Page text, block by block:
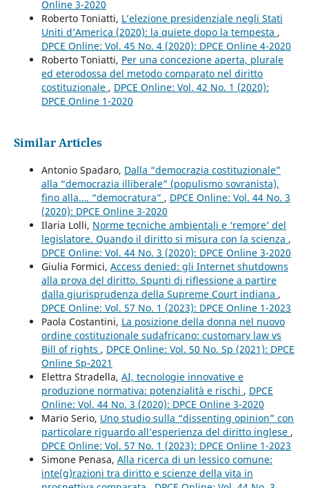
Online 3-2020
Roberto Toniatti, L’elezione presidenziale negli Stati
Uniti d’America (2020): la quiete dopo la tempesta ,
DPCE Online: Vol. 45 No. 4 (2020): DPCE Online 4-2020
Roberto Toniatti, Per una concezione aperta, plurale
ed eterodossa del metodo comparato nel diritto
costituzionale , DPCE Online: Vol. 42 No. 1 (2020):
DPCE Online 1-2020
Similar Articles
Antonio Spadaro, Dalla “democrazia costituzionale”
alla “democrazia illiberale” (populismo sovranista),
fino alla…. “democratura” , DPCE Online: Vol. 44 No. 3
(2020): DPCE Online 3-2020
Ilaria Lolli, Norme tecniche ambientali e ‘remore’ del
legislatore. Quando il diritto si misura con la scienza ,
DPCE Online: Vol. 44 No. 3 (2020): DPCE Online 3-2020
Giulia Formici, Access denied: gli Internet shutdowns
alla prova del diritto. Spunti di riflessione a partire
dalla giurisprudenza della Supreme Court indiana ,
DPCE Online: Vol. 57 No. 1 (2023): DPCE Online 1-2023
Paola Costantini, La posizione della donna nel nuovo
ordine costituzionale sudafricano: customary law vs
Bill of rights , DPCE Online: Vol. 50 No. Sp (2021): DPCE
Online Sp-2021
Elettra Stradella, AI, tecnologie innovative e
produzione normativa: potenzialità e rischi , DPCE
Online: Vol. 44 No. 3 (2020): DPCE Online 3-2020
Mario Serio, Uno studio sulla “dissenting opinion” con
particolare riguardo all’esperienza del diritto inglese ,
DPCE Online: Vol. 57 No. 1 (2023): DPCE Online 1-2023
Simone Penasa, Alla ricerca di un lessico comune:
inte(g)razioni tra diritto e scienze della vita in